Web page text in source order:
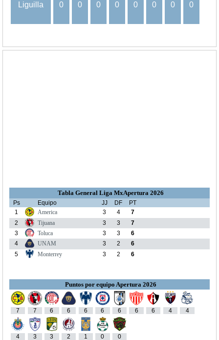
Liguilla 0 0 0 0 0 0 0 0
Tabla General Liga MxApertura 2026
Ps Equipo JJ DF
PT
1
America 3 4
7
2
Tijuana 3 3
7
3
Toluca 3 3
6
4
UNAM 3 2
6
5
Monterrey 3 2 6
Puntos por equipo Apertura 2026
7 7 6 6 6 6 6 6 6 4 4
4 3 3 2 1 0 0